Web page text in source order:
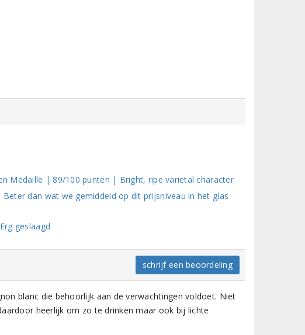
Medaille | 89/100 punten | Bright, ripe varietal character
dan wat we gemiddeld op dit prijsniveau in het glas
geslaagd
schrijf een beoordeling
blanc die behoorlijk aan de verwachtingen voldoet. Niet
heerlijk om zo te drinken maar ook bij lichte